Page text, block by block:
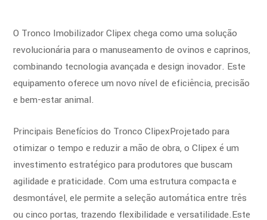
O Tronco Imobilizador Clipex chega como uma solução
revolucionária para o manuseamento de ovinos e caprinos,
combinando tecnologia avançada e design inovador. Este
equipamento oferece um novo nível de eficiência, precisão
e bem-estar animal.
Principais Benefícios do Tronco ClipexProjetado para
otimizar o tempo e reduzir a mão de obra, o Clipex é um
investimento estratégico para produtores que buscam
agilidade e praticidade. Com uma estrutura compacta e
desmontável, ele permite a seleção automática entre três
ou cinco portas, trazendo flexibilidade e versatilidade.Este